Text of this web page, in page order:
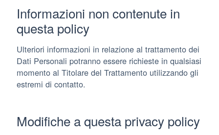
Informazioni non contenute in
questa policy
Ulteriori informazioni in relazione al trattamento dei
Dati Personali potranno essere richieste in qualsiasi
momento al Titolare del Trattamento utilizzando gli
estremi di contatto.
Modifiche a questa privacy policy